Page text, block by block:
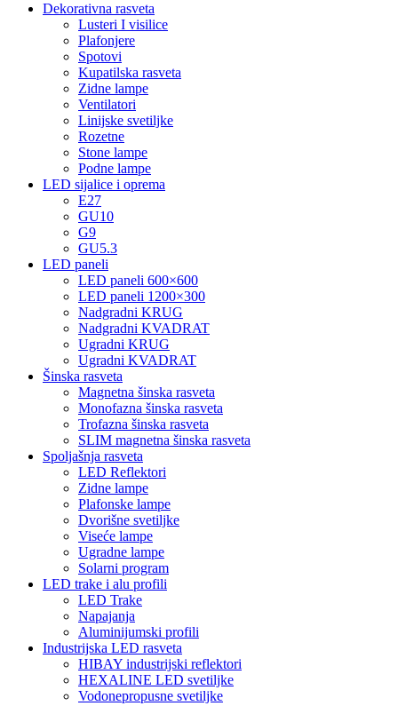
Dekorativna rasveta
Lusteri I visilice
Plafonjere
Spotovi
Kupatilska rasveta
Zidne lampe
Ventilatori
Linijske svetiljke
Rozetne
Stone lampe
Podne lampe
LED sijalice i oprema
E27
GU10
G9
GU5.3
LED paneli
LED paneli 600×600
LED paneli 1200×300
Nadgradni KRUG
Nadgradni KVADRAT
Ugradni KRUG
Ugradni KVADRAT
Šinska rasveta
Magnetna šinska rasveta
Monofazna šinska rasveta
Trofazna šinska rasveta
SLIM magnetna šinska rasveta
Spoljašnja rasveta
LED Reflektori
Zidne lampe
Plafonske lampe
Dvorišne svetiljke
Viseće lampe
Ugradne lampe
Solarni program
LED trake i alu profili
LED Trake
Napajanja
Aluminijumski profili
Industrijska LED rasveta
HIBAY industrijski reflektori
HEXALINE LED svetiljke
Vodonepropusne svetiljke